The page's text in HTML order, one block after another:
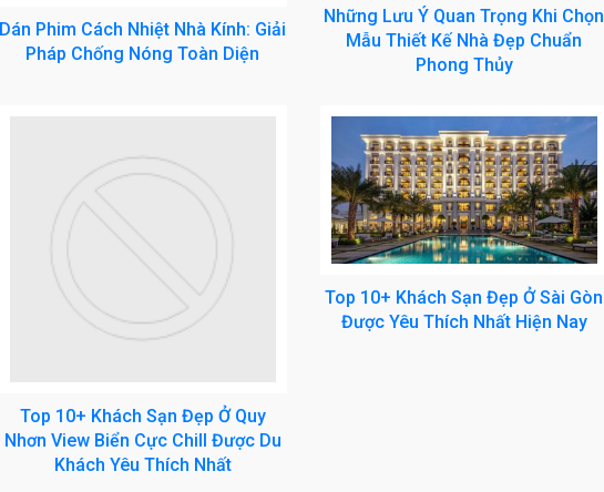
Dán Phim Cách Nhiệt Nhà Kính: Giải
Pháp Chống Nóng Toàn Diện
Những Lưu Ý Quan Trọng Khi Chọn
Mẫu Thiết Kế Nhà Đẹp Chuẩn
Phong Thủy
Top 10+ Khách Sạn Đẹp Ở Quy
Nhơn View Biển Cực Chill Được Du
Khách Yêu Thích Nhất
Top 10+ Khách Sạn Đẹp Ở Sài Gòn
Được Yêu Thích Nhất Hiện Nay